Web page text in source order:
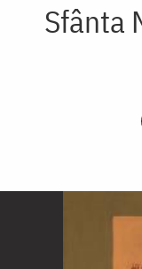
Sfânta